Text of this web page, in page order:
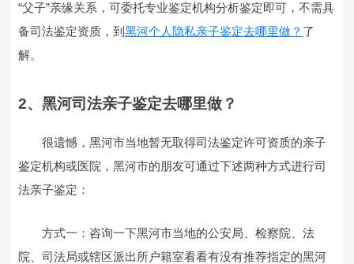
“父子”亲缘关系，可委托专业鉴定机构分析鉴定即可，不需具
备司法鉴定资质，到黑河个人隐私亲子鉴定去哪里做？ 了
解。
2、黑河司法亲子鉴定去哪里做？
很遗憾，黑河市当地暂无取得司法鉴定许可资质的亲子
鉴定机构或医院，黑河市的朋友可通过下述两种方式进行司
法亲子鉴定：
方式一：咨询一下黑河市当地的公安局、检察院、法
院、司法局或辖区派出所户籍室看看有没有推荐指定的黑河